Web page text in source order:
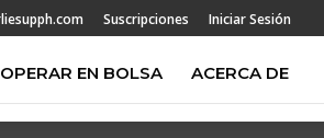
Suscripciones Iniciar Sesión
OPERAR EN BOLSA ACERCA DE